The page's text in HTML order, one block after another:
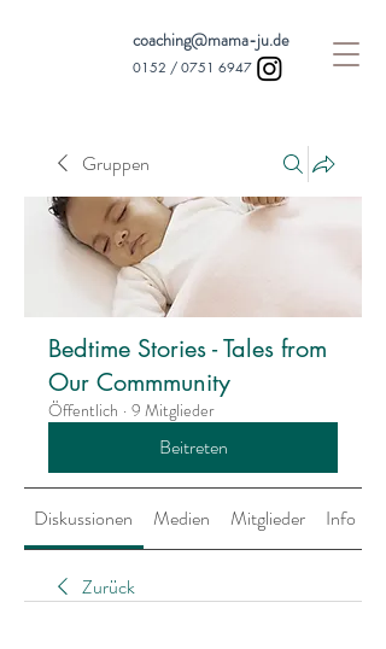
coaching@mama-ju.de
0152 / 0751 6947
Gruppen
Bedtime Stories - Tales from
Our Commmunity
Öffentlich · 9 Mitglieder
Beitreten
Diskussionen Medien Mitglieder Info
Zurück